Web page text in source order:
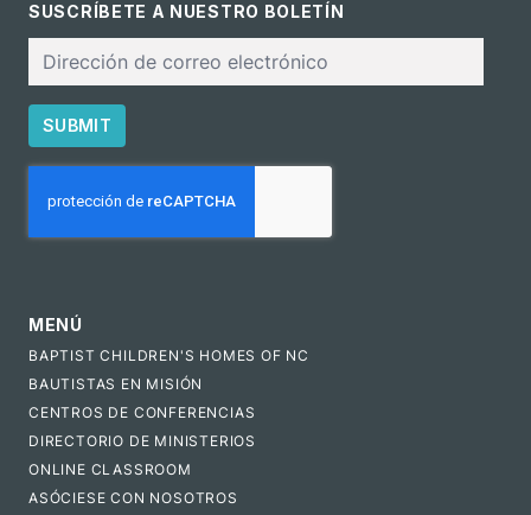
SUSCRÍBETE A NUESTRO BOLETÍN
electrónico
SUBMIT
MENÚ
BAPTIST CHILDREN'S HOMES OF NC
BAUTISTAS EN MISIÓN
CENTROS DE CONFERENCIAS
DIRECTORIO DE MINISTERIOS
ONLINE CLASSROOM
ASÓCIESE CON NOSOTROS